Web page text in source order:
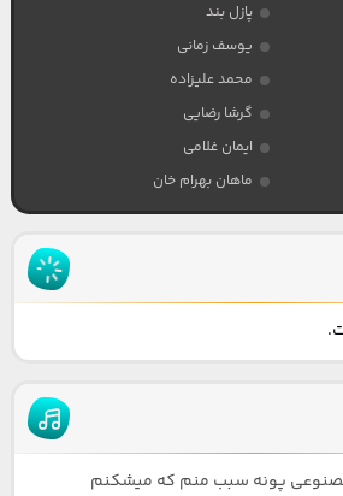
پازل بند
یوسف زمانی
محمد علیزاده
گرشا رضایی
ایمان غلامی
ماهان بهرام خان
پونه سبب منم که میشکنم